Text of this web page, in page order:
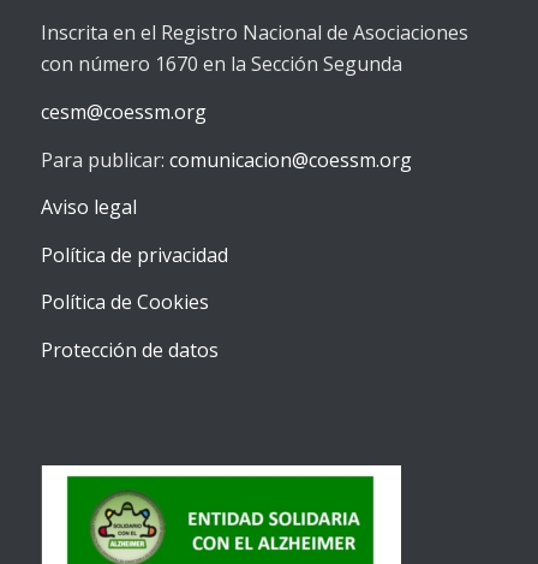
Inscrita en el Registro Nacional de Asociaciones
con número 1670 en la Sección Segunda
cesm@coessm.org
Para publicar: comunicacion@coessm.org
Aviso legal
Política de privacidad
Política de Cookies
Protección de datos